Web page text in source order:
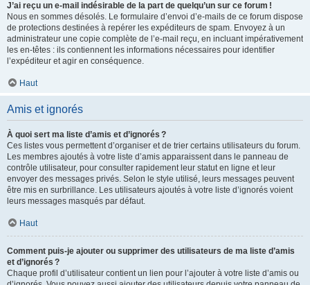
J’ai reçu un e-mail indésirable de la part de quelqu’un sur ce forum !
Nous en sommes désolés. Le formulaire d’envoi d’e-mails de ce forum dispose
de protections destinées à repérer les expéditeurs de spam. Envoyez à un
administrateur une copie complète de l’e-mail reçu, en incluant impérativement
les en-têtes : ils contiennent les informations nécessaires pour identifier
l’expéditeur et agir en conséquence.
Haut
Amis et ignorés
À quoi sert ma liste d’amis et d’ignorés ?
Ces listes vous permettent d’organiser et de trier certains utilisateurs du forum.
Les membres ajoutés à votre liste d’amis apparaissent dans le panneau de
contrôle utilisateur, pour consulter rapidement leur statut en ligne et leur
envoyer des messages privés. Selon le style utilisé, leurs messages peuvent
être mis en surbrillance. Les utilisateurs ajoutés à votre liste d’ignorés voient
leurs messages masqués par défaut.
Haut
Comment puis-je ajouter ou supprimer des utilisateurs de ma liste d’amis
et d’ignorés ?
Chaque profil d’utilisateur contient un lien pour l’ajouter à votre liste d’amis ou